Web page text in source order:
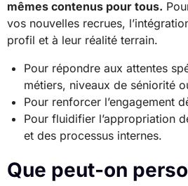
mêmes contenus pour tous.
vos nouvelles recrues,
profil et à leur réalité terrain.
Pour répondre aux attentes
métiers, niveaux de séniorité
Pour renforcer l’engagement
Pour fluidifier l’appropriation
et des processus internes.
Que peut-on